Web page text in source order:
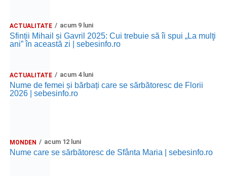
ACTUALITATE acum 9 luni
Sfinții Mihail și Gavril 2025: Cui trebuie să îi spui „La mulţi
ani” în această zi | sebesinfo.ro
ACTUALITATE acum 4 luni
Nume de femei și bărbați care se sărbătoresc de Florii
2026 | sebesinfo.ro
MONDEN acum 12 luni
Nume care se sărbătoresc de Sfânta Maria | sebesinfo.ro